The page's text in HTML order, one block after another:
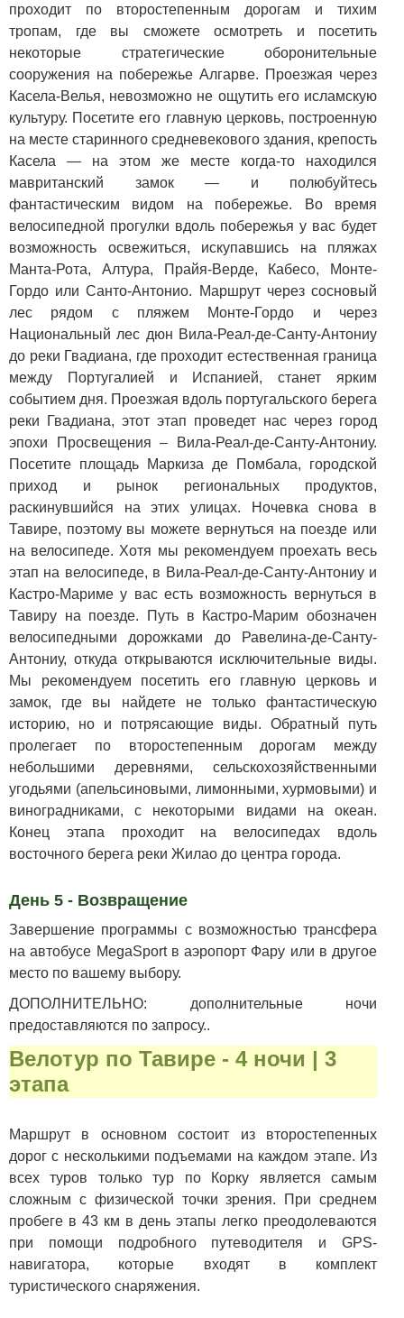
проходит по второстепенным дорогам и тихим
тропам, где вы сможете осмотреть и посетить
некоторые стратегические оборонительные
сооружения на побережье Алгарве. Проезжая через
Касела-Велья, невозможно не ощутить его исламскую
культуру. Посетите его главную церковь, построенную
на месте старинного средневекового здания, крепость
Касела — на этом же месте когда-то находился
мавританский замок — и полюбуйтесь
фантастическим видом на побережье. Во время
велосипедной прогулки вдоль побережья у вас будет
возможность освежиться, искупавшись на пляжах
Манта-Рота, Алтура, Прайя-Верде, Кабесо, Монте-
Гордо или Санто-Антонио. Маршрут через сосновый
лес рядом с пляжем Монте-Гордо и через
Национальный лес дюн Вила-Реал-де-Санту-Антониу
до реки Гвадиана, где проходит естественная граница
между Португалией и Испанией, станет ярким
событием дня. Проезжая вдоль португальского берега
реки Гвадиана, этот этап проведет нас через город
эпохи Просвещения – Вила-Реал-де-Санту-Антониу.
Посетите площадь Маркиза де Помбала, городской
приход и рынок региональных продуктов,
раскинувшийся на этих улицах. Ночевка снова в
Тавире, поэтому вы можете вернуться на поезде или
на велосипеде. Хотя мы рекомендуем проехать весь
этап на велосипеде, в Вила-Реал-де-Санту-Антониу и
Кастро-Мариме у вас есть возможность вернуться в
Тавиру на поезде. Путь в Кастро-Марим обозначен
велосипедными дорожками до Равелина-де-Санту-
Антониу, откуда открываются исключительные виды.
Мы рекомендуем посетить его главную церковь и
замок, где вы найдете не только фантастическую
историю, но и потрясающие виды. Обратный путь
пролегает по второстепенным дорогам между
небольшими деревнями, сельскохозяйственными
угодьями (апельсиновыми, лимонными, хурмовыми) и
виноградниками, с некоторыми видами на океан.
Конец этапа проходит на велосипедах вдоль
восточного берега реки Жилао до центра города.
День 5 - Возвращение
Завершение программы с возможностью трансфера
на автобусе MegaSport в аэропорт Фару или в другое
место по вашему выбору.
ДОПОЛНИТЕЛЬНО: дополнительные ночи
предоставляются по запросу..
Велотур по Тавире - 4 ночи | 3
этапа
Маршрут в основном состоит из второстепенных
дорог с несколькими подъемами на каждом этапе. Из
всех туров только тур по Корку является самым
сложным с физической точки зрения. При среднем
пробеге в 43 км в день этапы легко преодолеваются
при помощи подробного путеводителя и GPS-
навигатора, которые входят в комплект
туристического снаряжения.